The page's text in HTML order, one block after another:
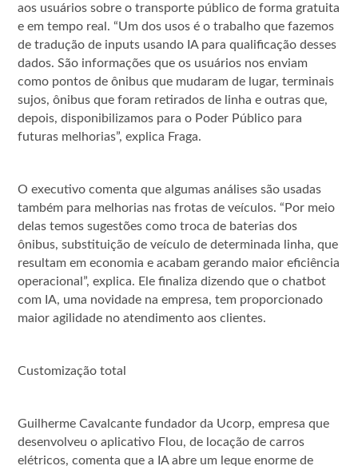
aos usuários sobre o transporte público de forma gratuita
e em tempo real. “Um dos usos é o trabalho que fazemos
de tradução de inputs usando IA para qualificação desses
dados. São informações que os usuários nos enviam
como pontos de ônibus que mudaram de lugar, terminais
sujos, ônibus que foram retirados de linha e outras que,
depois, disponibilizamos para o Poder Público para
futuras melhorias”, explica Fraga.
O executivo comenta que algumas análises são usadas
também para melhorias nas frotas de veículos. “Por meio
delas temos sugestões como troca de baterias dos
ônibus, substituição de veículo de determinada linha, que
resultam em economia e acabam gerando maior eficiência
operacional”, explica. Ele finaliza dizendo que o chatbot
com IA, uma novidade na empresa, tem proporcionado
maior agilidade no atendimento aos clientes.
Customização total
Guilherme Cavalcante fundador da Ucorp, empresa que
desenvolveu o aplicativo Flou, de locação de carros
elétricos, comenta que a IA abre um leque enorme de